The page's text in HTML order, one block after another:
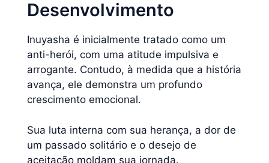
Desenvolvimento
Inuyasha é inicialmente tratado como um
anti-herói, com uma atitude impulsiva e
arrogante. Contudo, à medida que a história
avança, ele demonstra um profundo
crescimento emocional.
Sua luta interna com sua herança, a dor de
um passado solitário e o desejo de
aceitação moldam sua jornada.